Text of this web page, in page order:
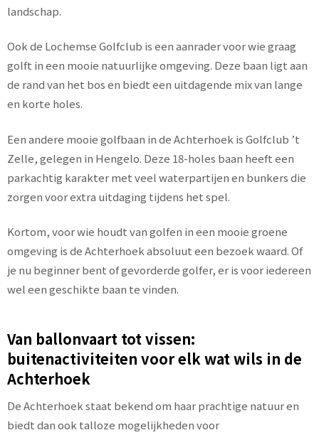
landschap.
Ook de Lochemse Golfclub is een aanrader voor wie graag
golft in een mooie natuurlijke omgeving. Deze baan ligt aan
de rand van het bos en biedt een uitdagende mix van lange
en korte holes.
Een andere mooie golfbaan in de Achterhoek is Golfclub ’t
Zelle, gelegen in Hengelo. Deze 18-holes baan heeft een
parkachtig karakter met veel waterpartijen en bunkers die
zorgen voor extra uitdaging tijdens het spel.
Kortom, voor wie houdt van golfen in een mooie groene
omgeving is de Achterhoek absoluut een bezoek waard. Of
je nu beginner bent of gevorderde golfer, er is voor iedereen
wel een geschikte baan te vinden.
Van ballonvaart tot vissen:
buitenactiviteiten voor elk wat wils in de
Achterhoek
De Achterhoek staat bekend om haar prachtige natuur en
biedt dan ook talloze mogelijkheden voor